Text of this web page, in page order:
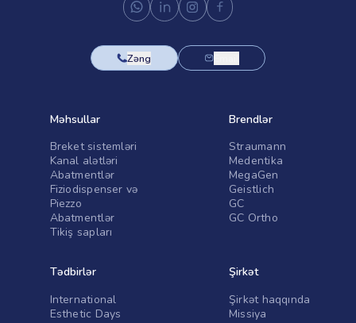
Zəng
Məhsullar
Breket sistemləri
Kanal alətləri
Abatmentlər
Fiziodispenser və
Piezzo
Abatmentlər
Tikiş sapları
Brendlər
Straumann
Medentika
MegaGen
Geistlich
GC
GC Ortho
Tədbirlər
International
Esthetic Days
Şirkət
Şirkət haqqında
Missiya